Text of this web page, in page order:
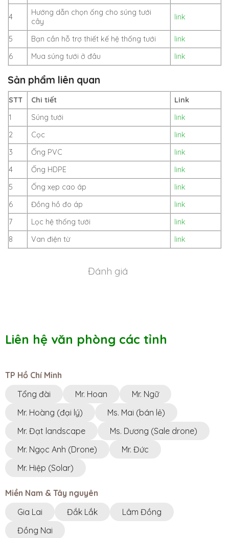
4
Hướng dẫn chọn ống cho súng tưới
cây
link
5 Bạn cần hỗ trợ thiết kế hệ thống tưới
link
6
Mua súng tưới ở đâu link
Sản phẩm liên quan
STT Chi tiết
Link
1
Súng tưới
link
2
Cọc
link
3
Ống PVC
link
4
Ống HDPE
link
5
Ống xẹp cao áp
link
6
Đồng hồ đo áp
link
7
Lọc hệ thống tưới
link
8
Van điện từ link
Đánh giá
Liên hệ văn phòng các tỉnh
TP Hồ Chí Minh
Tổng đài
Mr. Hoan
Mr. Ngữ
Mr. Hoàng (đại lý)
Ms. Mai (bán lẻ)
Mr. Đạt landscape
Ms. Dương (Sale drone)
Mr. Ngọc Anh (Drone)
Mr. Đức
Mr. Hiệp (Solar)
Miền Nam & Tây nguyên
Gia Lai
Đắk Lắk
Lâm Đồng
Đồng Nai